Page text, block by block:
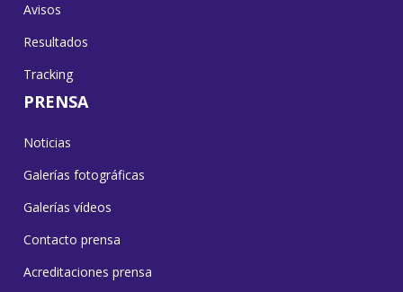
Avisos
Resultados
Tracking
PRENSA
Noticias
Galerías fotográficas
Galerías vídeos
Contacto prensa
Acreditaciones prensa